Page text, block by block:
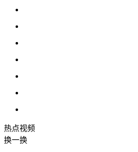
热点视频
换一换